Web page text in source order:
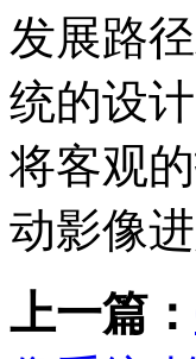
发展路
统的设
将客观
动影像
上一篇：